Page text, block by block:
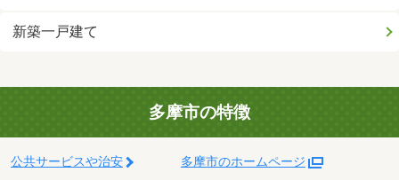
新築一戸建て
多摩市の特徴
公共サービスや治安 多摩市のホームページ